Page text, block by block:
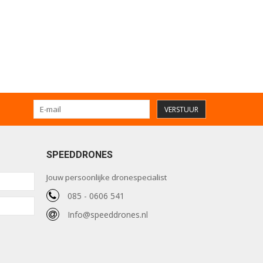
VERSTUUR
SPEEDDRONES
Jouw persoonlijke dronespecialist
085 - 0606 541
Info@speeddrones.nl